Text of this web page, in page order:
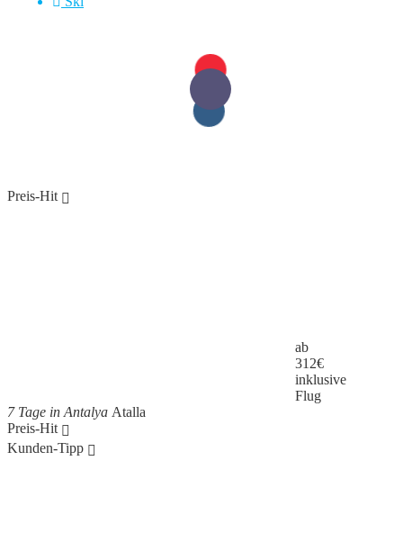
Preis-Hit
ab
312€
inklusive
Flug
7 Tage in Antalya Atalla
Preis-Hit
Kunden-Tipp